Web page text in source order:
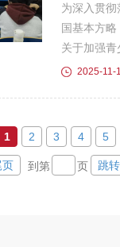
治思想的
含义、特
紧扣习近平
要义与实践
要义、重大
法。在此
为深入贯
国基本方
关于加强青
号召，切实
展了“守望
航”主题班
动旨在将
2025-11-
1 2 3 4 5
页 到第 页 跳转